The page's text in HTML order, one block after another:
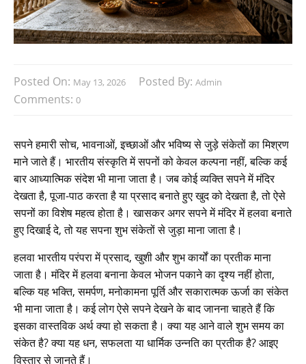
Posted On: May 13, 2026 Posted By: Admin
Comments: 0
सपने हमारी सोच, भावनाओं, इच्छाओं और भविष्य से जुड़े संकेतों का मिश्रण
माने जाते हैं। भारतीय संस्कृति में सपनों को केवल कल्पना नहीं, बल्कि कई
बार आध्यात्मिक संदेश भी माना जाता है। जब कोई व्यक्ति सपने में मंदिर
देखता है, पूजा-पाठ करता है या प्रसाद बनाते हुए खुद को देखता है, तो ऐसे
सपनों का विशेष महत्व होता है। खासकर अगर सपने में मंदिर में हलवा बनाते
हुए दिखाई दे, तो यह सपना शुभ संकेतों से जुड़ा माना जाता है।
हलवा भारतीय परंपरा में प्रसाद, खुशी और शुभ कार्यों का प्रतीक माना
जाता है। मंदिर में हलवा बनाना केवल भोजन पकाने का दृश्य नहीं होता,
बल्कि यह भक्ति, समर्पण, मनोकामना पूर्ति और सकारात्मक ऊर्जा का संकेत
भी माना जाता है। कई लोग ऐसे सपने देखने के बाद जानना चाहते हैं कि
इसका वास्तविक अर्थ क्या हो सकता है। क्या यह आने वाले शुभ समय का
संकेत है? क्या यह धन, सफलता या धार्मिक उन्नति का प्रतीक है? आइए
विस्तार से जानते हैं।